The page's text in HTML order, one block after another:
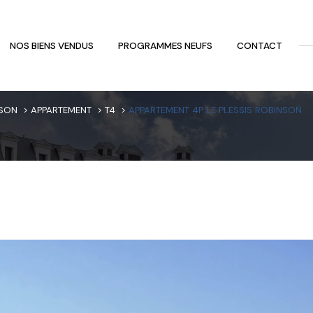
NOS BIENS VENDUS PROGRAMMES NEUFS CONTACT
Voir les29annonces
APPARTEMENT T4 APPARTEMENT 4P LE PLESSIS ROBINSON